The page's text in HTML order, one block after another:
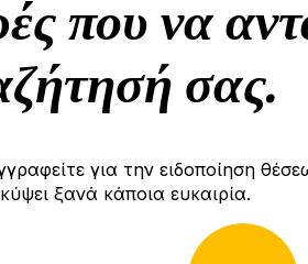
που να
σας.
για την ειδοποίηση
ξανά κάποια ευκαιρία.